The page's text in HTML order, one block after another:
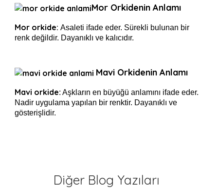
Mor Orkidenin Anlamı
Mor orkide: Asaleti ifade eder. Sürekli bulunan bir
renk değildir. Dayanıklı ve kalıcıdır.
Mavi Orkidenin Anlamı
Mavi orkide: Aşkların en büyüğü anlamını ifade eder.
Nadir uygulama yapılan bir renktir. Dayanıklı ve
gösterişlidir.
Diğer Blog Yazıları